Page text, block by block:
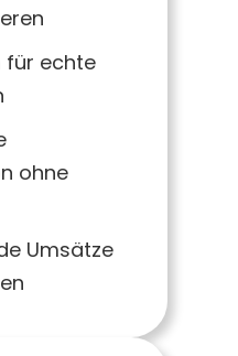
für echte
ohne
Umsätze